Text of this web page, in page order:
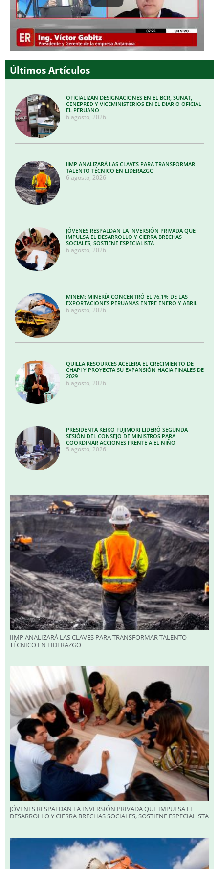
Últimos Artículos
OFICIALIZAN DESIGNACIONES EN EL BCR, SUNAT,
CENEPRED Y VICEMINISTERIOS EN EL DIARIO OFICIAL
EL PERUANO
6 agosto, 2026
IIMP ANALIZARÁ LAS CLAVES PARA TRANSFORMAR
TALENTO TÉCNICO EN LIDERAZGO
6 agosto, 2026
JÓVENES RESPALDAN LA INVERSIÓN PRIVADA QUE
IMPULSA EL DESARROLLO Y CIERRA BRECHAS
SOCIALES, SOSTIENE ESPECIALISTA
6 agosto, 2026
MINEM: MINERÍA CONCENTRÓ EL 76.1% DE LAS
EXPORTACIONES PERUANAS ENTRE ENERO Y ABRIL
6 agosto, 2026
QUILLA RESOURCES ACELERA EL CRECIMIENTO DE
CHAPI Y PROYECTA SU EXPANSIÓN HACIA FINALES DE
2029
6 agosto, 2026
PRESIDENTA KEIKO FUJIMORI LIDERÓ SEGUNDA
SESIÓN DEL CONSEJO DE MINISTROS PARA
COORDINAR ACCIONES FRENTE A EL NIÑO
5 agosto, 2026
IIMP ANALIZARÁ LAS CLAVES PARA TRANSFORMAR TALENTO
TÉCNICO EN LIDERAZGO
JÓVENES RESPALDAN LA INVERSIÓN PRIVADA QUE IMPULSA EL
DESARROLLO Y CIERRA BRECHAS SOCIALES, SOSTIENE ESPECIALISTA